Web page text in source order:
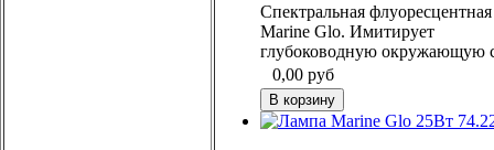
Спектральная
Marine Glo. Имитирует
глубоководную окружающую
0,00 руб